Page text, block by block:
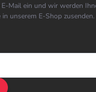
E-Mail ein und wir werden
unserem E-Shop zusenden.